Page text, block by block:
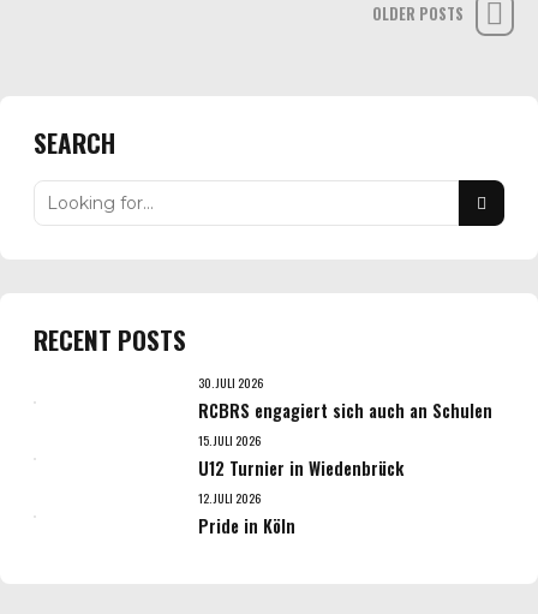
OLDER POSTS
SEARCH
RECENT POSTS
30. JULI 2026
RCBRS engagiert sich auch an Schulen
15. JULI 2026
U12 Turnier in Wiedenbrück
12. JULI 2026
Pride in Köln